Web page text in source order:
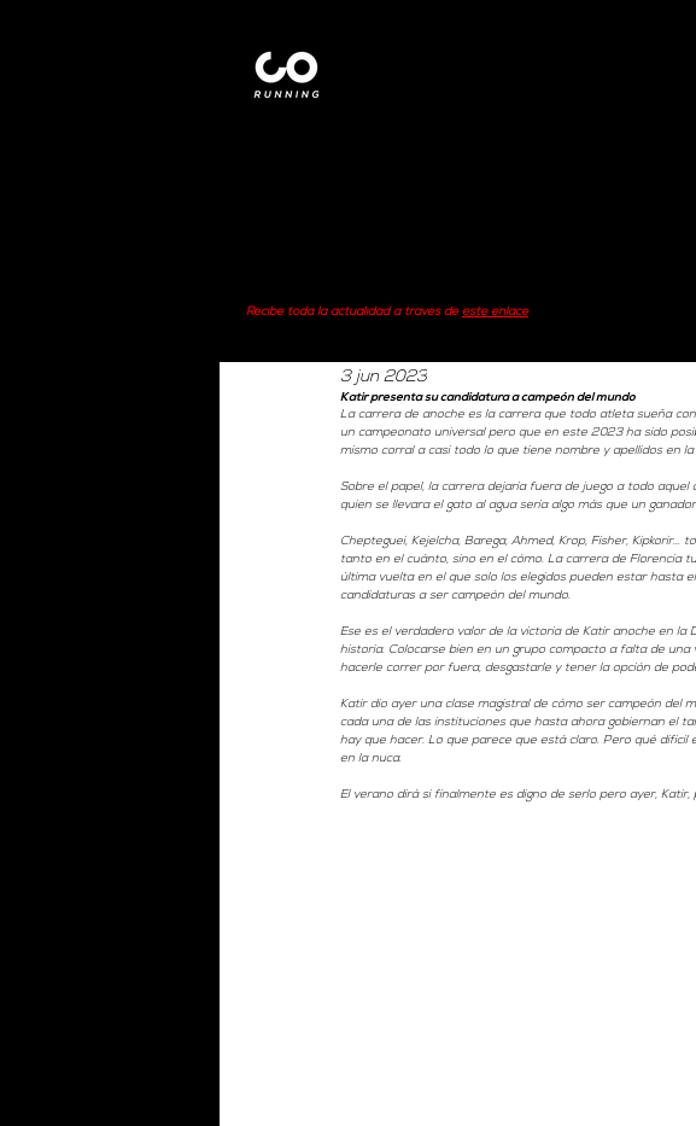
Katir presenta su candidatura a campeón del mundo
3 jun 2023
La carrera de anoche es la carrera que todo atleta sueña
un campeonato universal pero que en este 2023 ha sido
mismo corral a casi todo lo que tiene nombre y apellidos en
Sobre el papel, la carrera dejaría fuera de juego a todo
quien se llevara el gato al agua sería algo más que un
Chepteguei, Kejelcha, Barega, Ahmed, Krop, Fisher,
tanto en el cuánto, sino en el cómo. La carrera de Florencia
última vuelta en el que solo los elegidos pueden estar hasta
candidaturas a ser campeón del mundo.
Ese es el verdadero valor de la victoria de Katir anoche en la
historia. Colocarse bien en un grupo compacto a falta de
hacerle correr por fuera, desgastarle y tener la opción de
Katir dio ayer una clase magistral de cómo ser campeón del
cada una de las instituciones que hasta ahora gobiernan el
hay que hacer. Lo que parece que está claro. Pero qué
en la nuca.
El verano dirá si finalmente es digno de serlo pero ayer,
Recibe toda la actualidad a través deeste enlace